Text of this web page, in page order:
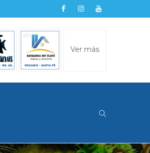
Ver más